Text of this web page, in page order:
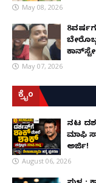
May 08, 2026
May 07, 2026
ಕ್ರೈಂ
ನಟ
ಮಾಫಿ
ಅರ್ಜಿ!
August 06, 2026